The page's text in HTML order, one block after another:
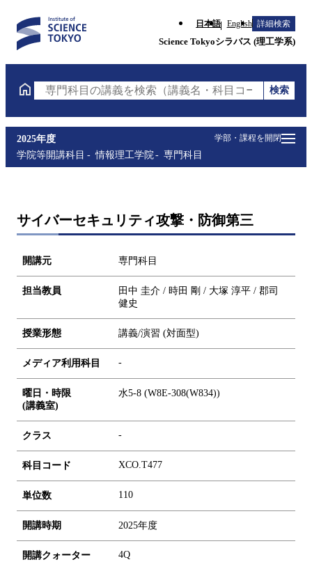
日本語 English 詳細検索
Science Tokyoシラバス (理工学系)
専門科目の講義を検索（講義名・科目コード・担当教
検索
学部・課程を開閉
2025年度
学院等開講科目
情報理工学院 専門科目
サイバーセキュリティ攻撃・防御第三
開講元 専門科目
担当教員
田中 圭介 / 時田 剛 / 大塚 淳平 / 郡司
健史
授業形態 講義/演習 (対面型)
メディア利用科目 -
曜日・時限
(講義室)
水5-8 (W8E-308(W834))
クラス -
科目コード XCO.T477
単位数 1 10
開講時期 2025年度
開講クォーター 4Q